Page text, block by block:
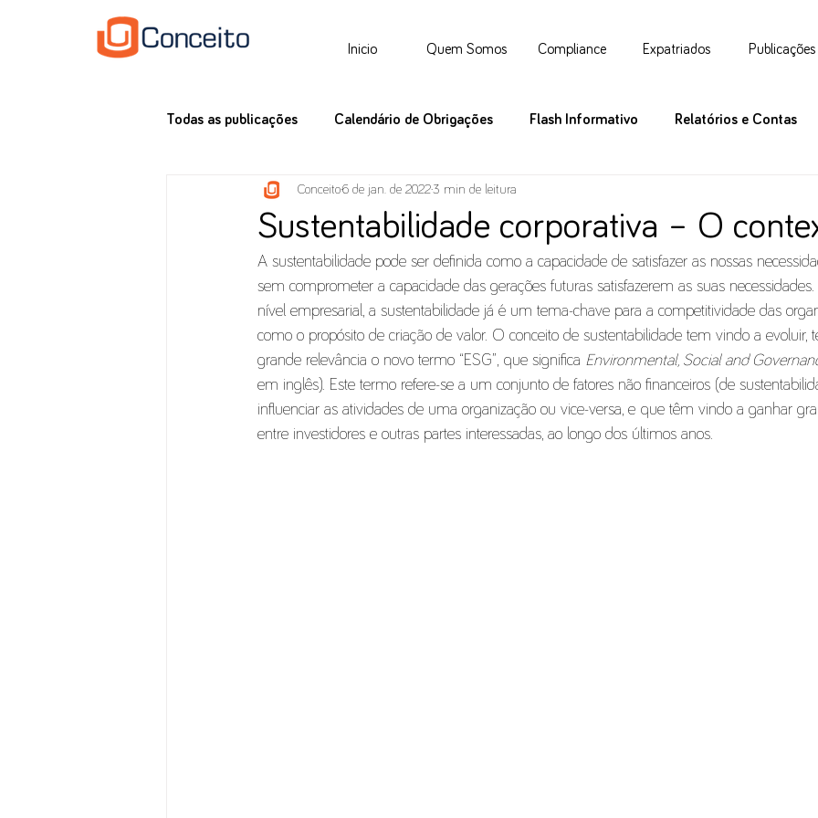
Inicio Quem Somos Compliance Expatriados Publicações
Todas as publicações Calendário de Obrigações Flash Informativo Relatórios e Contas
Sustentabilidade corporativa – O
Conceito6 de jan. de 20223 min de leitura
A sustentabilidade pode ser definida como a capacidade de satisfazer as nossas
sem comprometer a capacidade das gerações futuras satisfazerem as suas
nível empresarial, a sustentabilidade já é um tema-chave para a competitividade das
como o propósito de criação de valor. O conceito de sustentabilidade tem vindo a evoluir,
grande relevância o novo termo “ESG”, que significa Environmental, Social and
em inglês). Este termo refere-se a um conjunto de fatores não financeiros (de
influenciar as atividades de uma organização ou vice-versa, e que têm vindo a ganhar
entre investidores e outras partes interessadas, ao longo dos últimos anos.